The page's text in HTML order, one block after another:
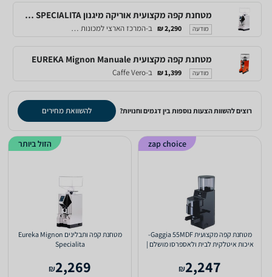
מטחנת קפה מקצועית אוריקה מיגנון EUREKA MIGNON SPECIALITA שחור מט
מודעה 2,290 ₪ ב-המרכז הארצי למכונות קפה
מטחנת קפה מקצועית EUREKA Mignon Manuale
מודעה 1,399 ₪ ב-Caffe Vero
רוצים להשוות הצעות נוספות בין דגמים וחנויות? להשוואת מחירים
מטחנת קפה מקצועית Gaggia 55MDF-
איכות איטלקית לבית ולאספרסו מושלם |
2,247
₪
zap choice
מטחנת ‏קפה ותבלינים Eureka Mignon
Specialita
2,269
₪
הזול ביותר